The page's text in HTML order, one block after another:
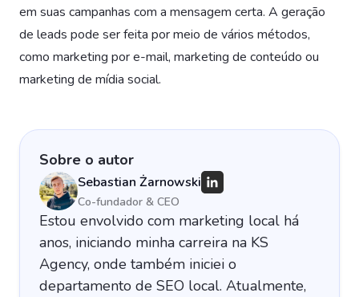
em suas campanhas com a mensagem certa. A geração
de leads pode ser feita por meio de vários métodos,
como marketing por e-mail, marketing de conteúdo ou
marketing de mídia social.
Sobre o autor
Sebastian Żarnowski
Co-fundador & CEO
Estou envolvido com marketing local há
anos, iniciando minha carreira na KS
Agency, onde também iniciei o
departamento de SEO local. Atualmente,